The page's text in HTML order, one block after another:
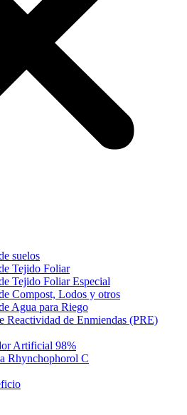
suelos
Tejido Foliar
Tejido Foliar Especial
Compost, Lodos y otros
Agua para Riego
Reactividad de Enmiendas (PRE)
Artificial 98%
Rhynchophorol C